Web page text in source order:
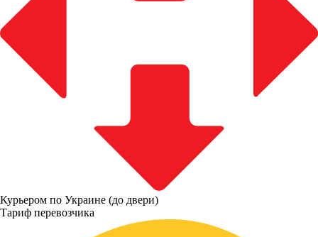
Курьером по Украине (до двери)
Тариф перевозчика